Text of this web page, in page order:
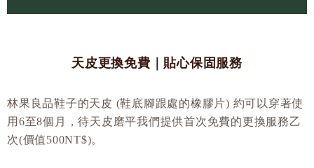
天皮更換免費｜貼心保固服務
林果良品鞋子的天皮 (鞋底腳跟處的橡膠片) 約可以穿著使
用6至8個月，待天皮磨平我們提供首次免費的更換服務乙
次(價值500NT$)。